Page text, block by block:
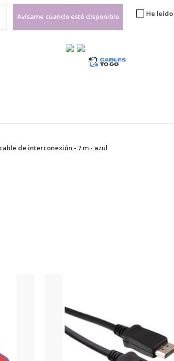
Avísame cuando esté disponible He
de interconexión - 7 m - azul